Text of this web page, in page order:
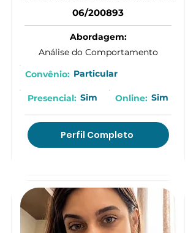
06/200893
Abordagem:
Análise do Comportamento
Convênio: Particular
Presencial: Sim Online: Sim
Perfil Completo